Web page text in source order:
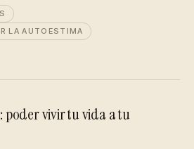
LA AUTOESTIMA
poder vivir tu vida a tu